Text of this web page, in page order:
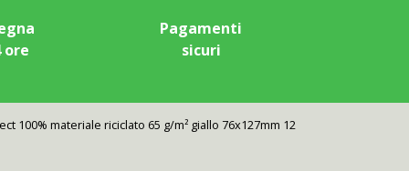
ore
Pagamenti
sicuri
100% materiale riciclato 65 g/m² giallo 76x127mm 12